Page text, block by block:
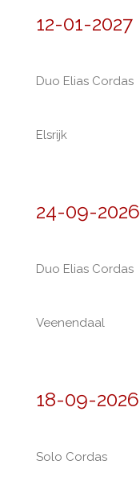
12-01-2027
Duo Elias Cordas
Elsrijk
24-09-2026
Duo Elias Cordas
Veenendaal
18-09-2026
Solo Cordas